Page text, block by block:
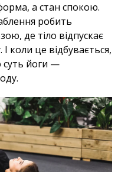
а стан спокою.
робить
де тіло відпускає
коли це відбувається,
суть йоги —